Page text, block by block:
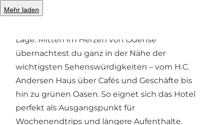
Mehr laden
Lage. Mitten im Herzen von Odense
übernachtest du ganz in der Nähe der
wichtigsten Sehenswürdigkeiten – vom H.C.
Andersen Haus über Cafés und Geschäfte bis
hin zu grünen Oasen. So eignet sich das Hotel
perfekt als Ausgangspunkt für
Wochenendtrips und längere Aufenthalte.